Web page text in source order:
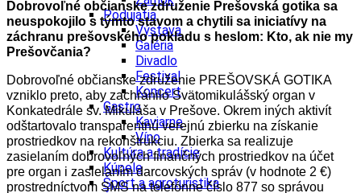
Podujatia
Výstava
Galéria
Divadlo
Festival
Koncert
Gastro
Kaviarne
Víno
Kultúra a tradície
Kúpele
Šport a agroturistika
Dobrovoľné občianske združenie Prešovská gotika sa
neuspokojilo s týmto stavom a chytili sa iniciatívy na
záchranu prešovského pokladu s heslom: Kto, ak nie my
Prešovčania?
Dobrovoľné občianske združenie PREŠOVSKÁ GOTIKA
vzniklo preto, aby zachránilo Svätomikulášský organ v
Konkatedrále sv. Mikuláša v Prešove. Okrem iných aktivít
odštartovalo transparentnú verejnú zbierku na získanie
prostriedkov na rekonštrukciu. Zbierka sa realizuje
zasielaním dobrovoľných finančných prostriedkov na účet
pre organ i zasielaním darcovských správ (v hodnote 2 €)
prostredníctvom SMS na telefónne číslo 877 so správou